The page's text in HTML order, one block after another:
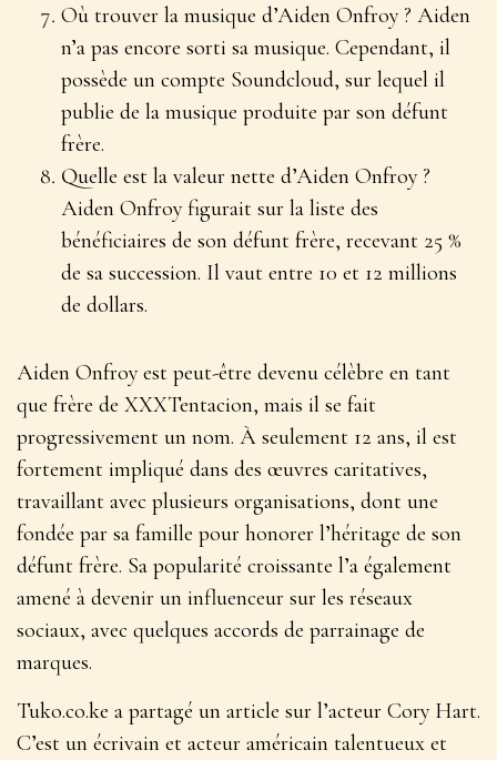
Où trouver la musique d’Aiden Onfroy ? Aiden
n’a pas encore sorti sa musique. Cependant, il
possède un compte Soundcloud, sur lequel il
publie de la musique produite par son défunt
frère.
Quelle est la valeur nette d’Aiden Onfroy ?
Aiden Onfroy figurait sur la liste des
bénéficiaires de son défunt frère, recevant 25 %
de sa succession. Il vaut entre 10 et 12 millions
de dollars.
Aiden Onfroy est peut-être devenu célèbre en tant
que frère de XXXTentacion, mais il se fait
progressivement un nom. À seulement 12 ans, il est
fortement impliqué dans des œuvres caritatives,
travaillant avec plusieurs organisations, dont une
fondée par sa famille pour honorer l’héritage de son
défunt frère. Sa popularité croissante l’a également
amené à devenir un influenceur sur les réseaux
sociaux, avec quelques accords de parrainage de
marques.
Tuko.co.ke a partagé un article sur l’acteur Cory Hart.
C’est un écrivain et acteur américain talentueux et